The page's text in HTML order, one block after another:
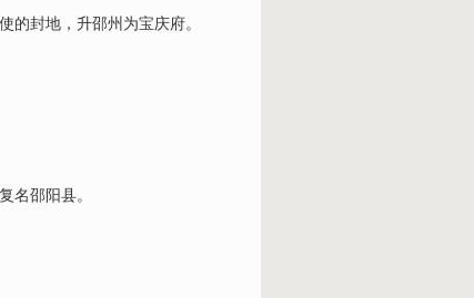
封地，升邵州为宝庆府。
名邵阳县。